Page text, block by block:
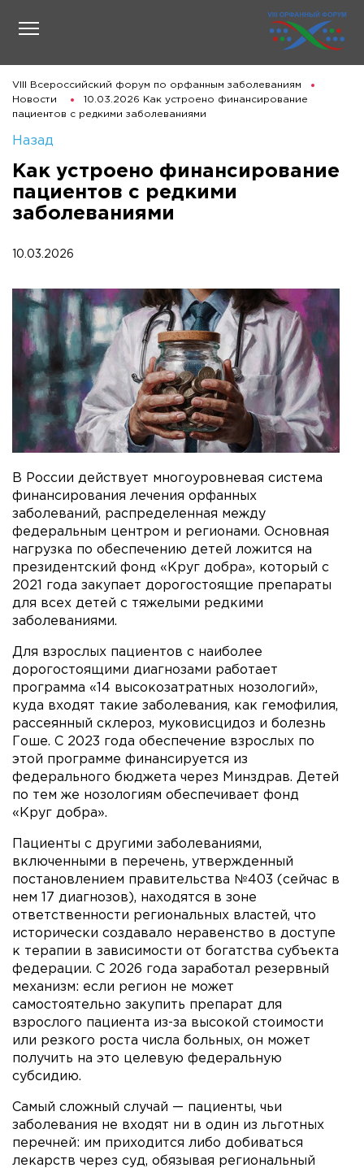
VIII Всероссийский форум по орфанным заболеваниям
Новости
10.03.2026 Как устроено финансирование
пациентов с редкими заболеваниями
Назад
Как устроено финансирование
пациентов с редкими
заболеваниями
10.03.2026
В России действует многоуровневая система
финансирования лечения орфанных
заболеваний, распределенная между
федеральным центром и регионами. Основная
нагрузка по обеспечению детей ложится на
президентский фонд «Круг добра», который с
2021 года закупает дорогостоящие препараты
для всех детей с тяжелыми редкими
заболеваниями.
Для взрослых пациентов с наиболее
дорогостоящими диагнозами работает
программа «14 высокозатратных нозологий»,
куда входят такие заболевания, как гемофилия,
рассеянный склероз, муковисцидоз и болезнь
Гоше. С 2023 года обеспечение взрослых по
этой программе финансируется из
федерального бюджета через Минздрав. Детей
по тем же нозологиям обеспечивает фонд
«Круг добра».
Пациенты с другими заболеваниями,
включенными в перечень, утвержденный
постановлением правительства №403 (сейчас в
нем 17 диагнозов), находятся в зоне
ответственности региональных властей, что
исторически создавало неравенство в доступе
к терапии в зависимости от богатства субъекта
федерации. С 2026 года заработал резервный
механизм: если регион не может
самостоятельно закупить препарат для
взрослого пациента из-за высокой стоимости
или резкого роста числа больных, он может
получить на это целевую федеральную
субсидию.
Самый сложный случай — пациенты, чьи
заболевания не входят ни в один из льготных
перечней: им приходится либо добиваться
лекарств через суд, обязывая региональный